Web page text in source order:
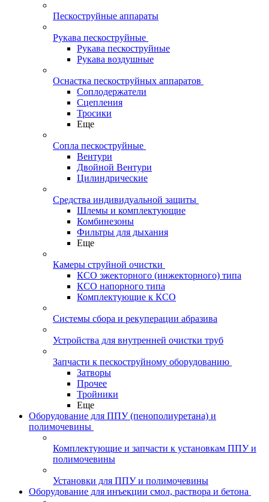
Пескоструйные аппараты
Рукава пескоструйные
Рукава пескоструйные
Рукава воздушные
Оснастка пескоструйных аппаратов
Соплодержатели
Сцепления
Тросики
Еще
Сопла пескоструйные
Вентури
Двойной Вентури
Цилиндрические
Средства индивидуальной защиты
Шлемы и комплектующие
Комбинезоны
Фильтры для дыхания
Еще
Камеры струйной очистки
КСО эжекторного (инжекторного) типа
КСО напорного типа
Комплектующие к КСО
Системы сбора и рекуперации абразива
Устройства для внутренней очистки труб
Запчасти к пескоструйному оборудованию
Затворы
Прочее
Тройники
Еще
Оборудование для ППУ (пенополиуретана) и
полимочевины
Комплектующие и запчасти к установкам ППУ и
полимочевины
Установки для ППУ и полимочевины
Оборудование для инъекции смол, раствора и бетона